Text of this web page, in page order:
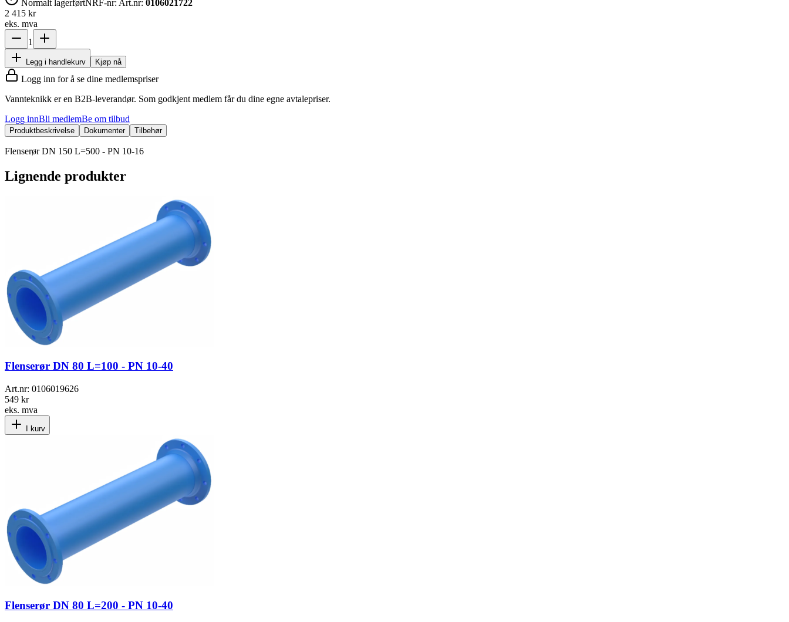
Normalt lagerførtNRF-nr: Art.nr: 0106021722
2 415 kr
eks. mva
1
Legg i handlekurv Kjøp nå
Logg inn for å se dine medlemspriser
Vannteknikk er en B2B-leverandør. Som godkjent medlem får du dine egne avtalepriser.
Logg innBli medlemBe om tilbud
Produktbeskrivelse Dokumenter Tilbehør
Flenserør DN 150 L=500 - PN 10-16
Lignende produkter
Flenserør DN 80 L=100 - PN 10-40
Art.nr: 0106019626
549 kr
eks. mva
I kurv
Flenserør DN 80 L=200 - PN 10-40